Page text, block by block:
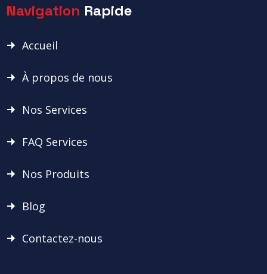
Navigation Rapide
Accueil
À propos de nous
Nos Services
FAQ Services
Nos Produits
Blog
Contactez-nous